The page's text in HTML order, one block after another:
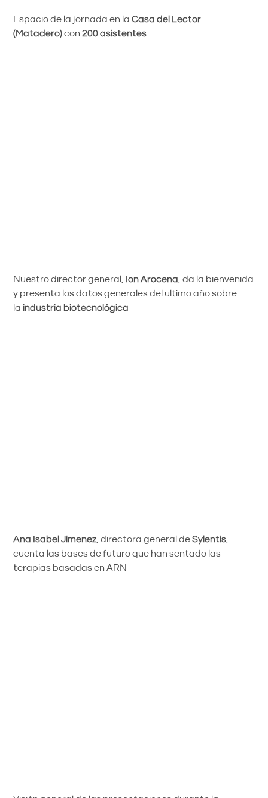
Espacio de la jornada en laCasa del Lector
(Matadero)con 200 asistentes
Nuestro director general, Ion Arocena , da la bienvenida
y presenta los datos generales del último año sobre
la industria biotecnológica
Ana Isabel Jimenez , directora general deSylentis
cuenta las bases de futuro que han sentado las
terapias basadas en ARN